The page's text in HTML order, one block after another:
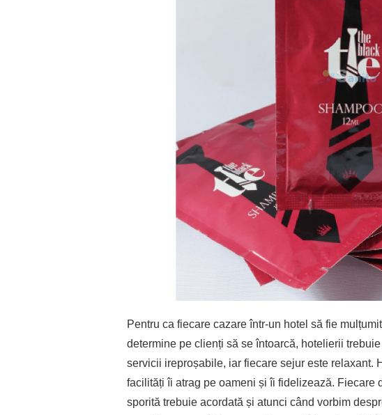
Pentru ca fiecare cazare într-un hotel să fie
determine pe clienți să se întoarcă, hotelierii
servicii ireproșabile, iar fiecare sejur este relaxant.
facilități îi atrag pe oameni și îi fidelizează. Fiecare
sporită trebuie acordată și atunci când vorbim